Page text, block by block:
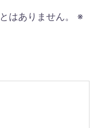
はありません。
※